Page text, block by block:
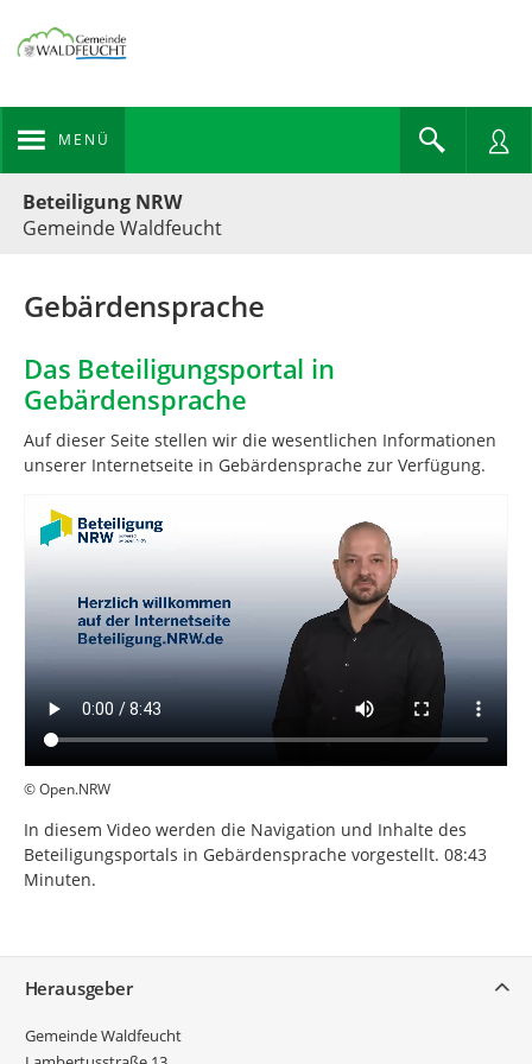
MENÜ
Beteiligung NRW
Gemeinde Waldfeucht
Gebärdensprache
Das Beteiligungsportal in
Gebärdensprache
Auf dieser Seite stellen wir die we­sent­lichen In­for­ma­tionen
unserer In­ter­netseite in Ge­bär­den­sprache zur Ver­fügung.
© Open.NRW
In diesem Video werden die Navigation und Inhalte des
Beteiligungsportals in Gebärdensprache vorgestellt. 08:43
Minuten.
Herausgeber
Gemeinde Waldfeucht